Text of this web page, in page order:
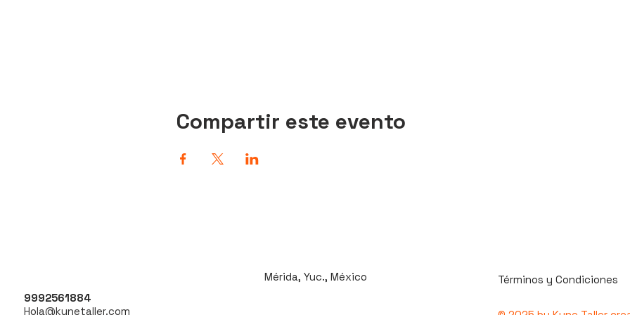
Compartir este evento
9992561884
Hola@kunetaller.com
Mérida, Yuc., México Términos y Condiciones